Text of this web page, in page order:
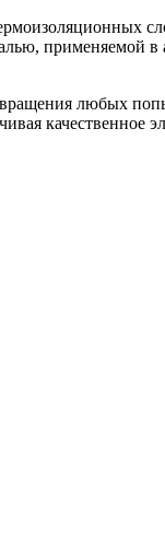
применяемой
любых
качественное